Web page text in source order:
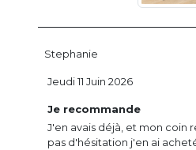
Stephanie
Je recommande
J'en avais déjà, et mon coin
pas d'hésitation j'en ai
Jeudi 11 Juin 2026